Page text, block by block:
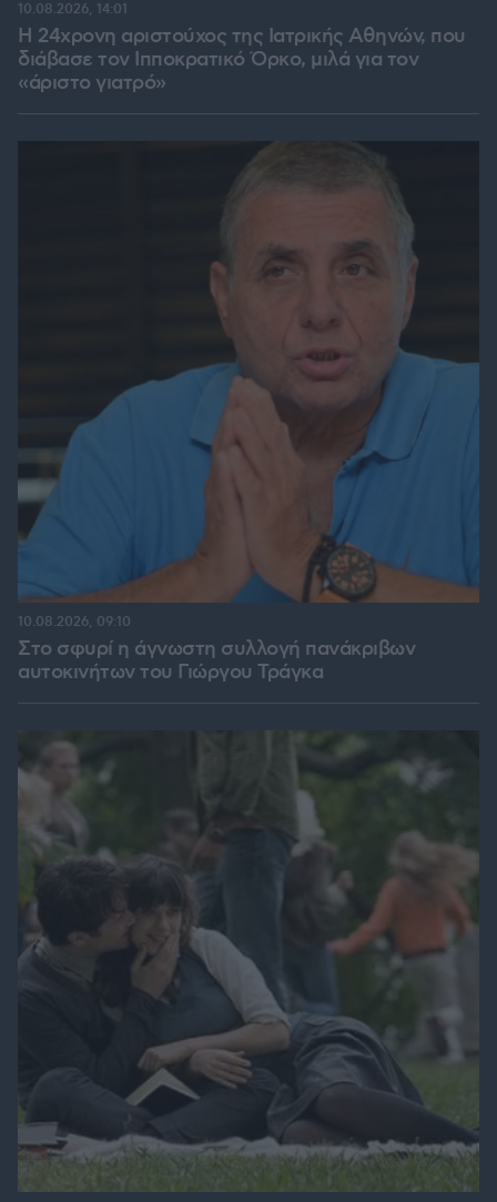
Η 24χρονη αριστούχος της Ιατρικής Αθηνών, που
διάβασε τον Ιπποκρατικό Όρκο, μιλά για τον
«άριστο γιατρό»
10.08.2026, 14:01
Στο σφυρί η άγνωστη συλλογή πανάκριβων
αυτοκινήτων του Γιώργου Τράγκα
10.08.2026, 09:10